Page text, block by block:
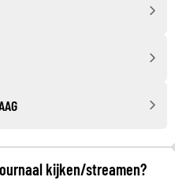
kijken/streamen?